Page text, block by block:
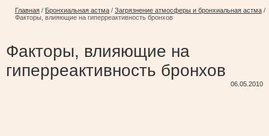
Главная / Бронхиальная астма / Загрязнение атмосферы и бронхиальная астма /
Факторы, влияющие на гиперреактивность бронхов
Факторы, влияющие на
гиперреактивность бронхов
06.05.2010